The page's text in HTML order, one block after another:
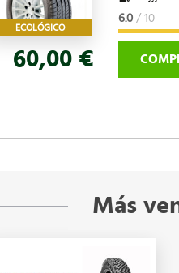
ECOLÓGICO
6.0/ 10
60,00 €
Más